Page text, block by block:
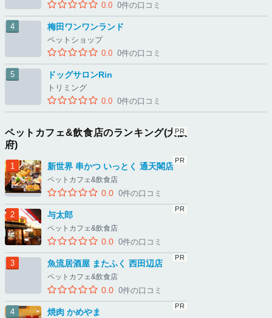
0.0 0件の口コミ
梅田ワンワンランド
ペットショップ
0.0 0件の口コミ
ドッグサロンRin
トリミング
0.0 0件の口コミ
ペットカフェ&飲食店のランキング(大阪
府)
新世界 串かつ いっとく 通天閣店
ペットカフェ&飲食店
0.0 0件の口コミ
与太郎
ペットカフェ&飲食店
0.0 0件の口コミ
魚流居酒屋 またふく 西田辺店
ペットカフェ&飲食店
0.0 0件の口コミ
焼肉 かめやま